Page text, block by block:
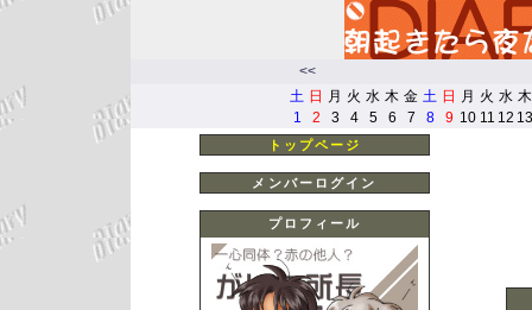
<<
土 日 月 火 水 木 金 土 日 月 火 水 木
1
2 3 4 5 6 7 8 9 10 11 12 13
トップページ
メンバーログイン
プロフィール